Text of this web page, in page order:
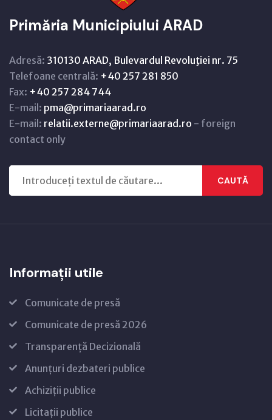
Primăria Municipiului ARAD
Adresă: 310130 ARAD, Bulevardul Revoluţiei nr. 75
Telefoane centrală: +40 257 281 850
Fax: +40 257 284 744
E-mail: pma@primariaarad.ro
E-mail: relatii.externe@primariaarad.ro - foreign
contact only
CAUTĂ
Informații utile
Comunicate de presă
Comunicate de presă 2026
Transparență Decizională
Anunțuri dezbateri publice
Achiziții publice
Licitații publice